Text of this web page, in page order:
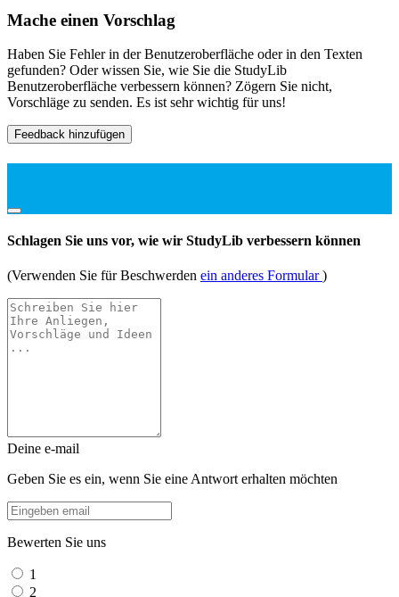
Mache einen Vorschlag
Haben Sie Fehler in der Benutzeroberfläche oder in den Texten
gefunden? Oder wissen Sie, wie Sie die StudyLib
Benutzeroberfläche verbessern können? Zögern Sie nicht,
Vorschläge zu senden. Es ist sehr wichtig für uns!
Feedback hinzufügen
Schlagen Sie uns vor, wie wir StudyLib verbessern können
(Verwenden Sie für Beschwerden ein anderes Formular)
Deine e-mail
Geben Sie es ein, wenn Sie eine Antwort erhalten möchten
Bewerten Sie uns
1
2